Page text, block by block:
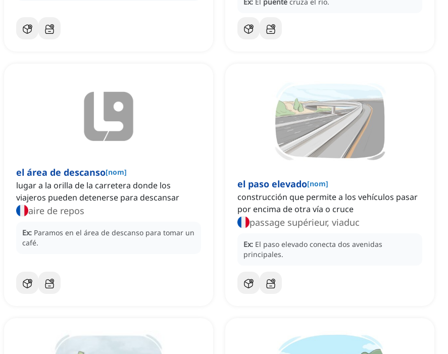
el área de descanso[nom]
lugar a la orilla de la carretera donde los
viajeros pueden detenerse para descansar
aire de repos
Ex: Paramos en el área de descanso para tomar un
café.
el paso elevado[nom]
construcción que permite a los vehículos pasar
por encima de otra vía o cruce
passage supérieur, viaduc
Ex: El paso elevado conecta dos avenidas
principales.